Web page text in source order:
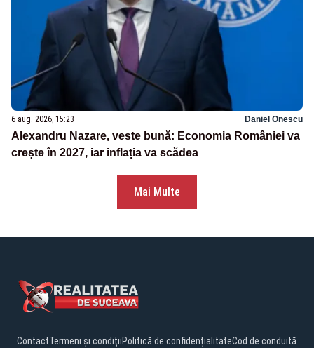
6 aug. 2026, 15:23 Daniel Onescu
Alexandru Nazare, veste bună: Economia României va
crește în 2027, iar inflația va scădea
Mai Multe
ContactTermeni și condițiiPolitică de confidențialitateCod de conduită